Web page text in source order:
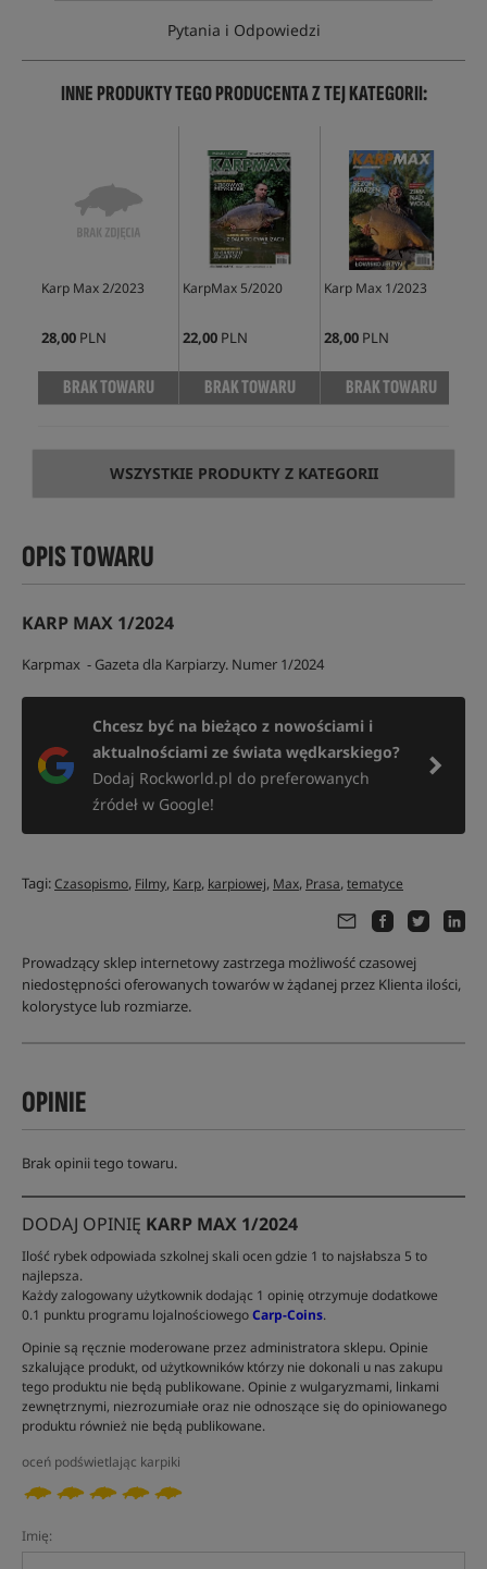
Pytania i Odpowiedzi
INNE PRODUKTY TEGO PRODUCENTA Z TEJ KATEGORII:
Karp Max 2/2023
28,00 PLN
BRAK TOWARU
KarpMax 5/2020
22,00 PLN
BRAK TOWARU
Karp Max 1/2023
28,00 PLN
BRAK TOWARU
WSZYSTKIE PRODUKTY Z KATEGORII
OPIS TOWARU
KARP MAX 1/2024
Karpmax - Gazeta dla Karpiarzy. Numer 1/2024
Chcesz być na bieżąco z nowościami i
aktualnościami ze świata wędkarskiego?
Dodaj Rockworld.pl do preferowanych
źródeł w Google!
Tagi:Czasopismo, Filmy, Karp, karpiowej, Max, Prasa,tematyce
Prowadzący sklep internetowy zastrzega możliwość czasowej
niedostępności oferowanych towarów w żądanej przez Klienta ilości,
kolorystyce lub rozmiarze.
OPINIE
Brak opinii tego towaru.
DODAJ OPINIĘ KARP MAX 1/2024
Ilość rybek odpowiada szkolnej skali ocen gdzie 1 to najsłabsza 5 to
najlepsza.
Każdy zalogowany użytkownik dodając 1 opinię otrzymuje dodatkowe
0.1 punktu programu lojalnościowegoCarp-Coins.
Opinie są ręcznie moderowane przez administratora sklepu. Opinie
szkalujące produkt, od użytkowników którzy nie dokonali u nas zakupu
tego produktu nie będą publikowane. Opinie z wulgaryzmami, linkami
zewnętrznymi, niezrozumiałe oraz nie odnoszące się do opiniowanego
produktu również nie będą publikowane.
oceń podświetlając karpiki
Imię: